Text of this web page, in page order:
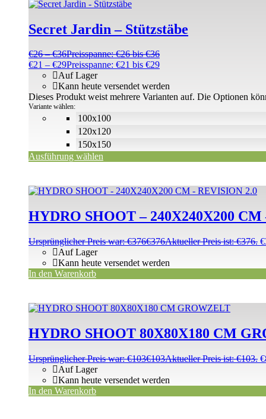
Secret Jardin – Stützstäbe
€26 –€36Preisspanne: €26 bis €36
€21 – €29Preisspanne: €21 bis €29
100x100
120x120
150x150
Auf Lager
Kann heute versendet werden
Variante wählen:
Ausführung wählen
Dieses Produkt weist mehrere Varianten auf. Die Optionen
HYDRO SHOOT – 240X240X200
Ursprünglicher Preis war: €376€376Aktueller Preis ist: €376. €
Auf Lager
Kann heute versendet werden
In den Warenkorb
HYDRO SHOOT 80X80X180 CM
Ursprünglicher Preis war: €103€103Aktueller Preis ist: €103. €
Auf Lager
Kann heute versendet werden
In den Warenkorb